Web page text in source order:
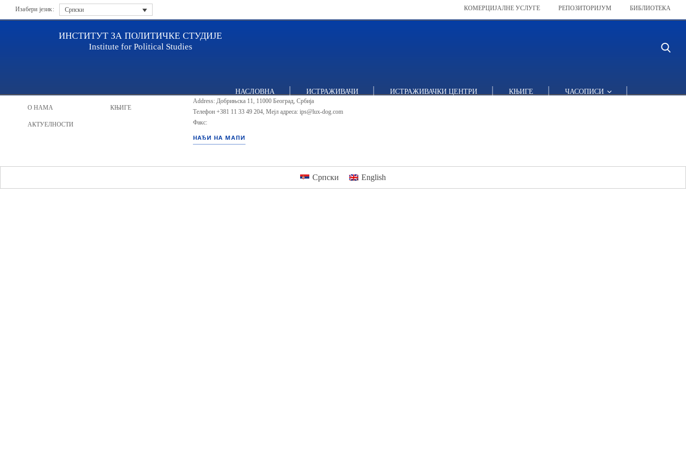
Изабери језик: Српски КОМЕРЦИЈАЛНЕ УСЛУГЕ РЕПОЗИТОРИЈУМ БИБЛИОТЕКА
ИНСТИТУТ ЗА ПОЛИТИЧКЕ СТУДИЈЕ
Institute for Political Studies
НАСЛОВНА ИСТРАЖИВАЧИ ИСТРАЖИВАЧКИ ЦЕНТРИ КЊИГЕ ЧАСОПИСИ
О НАМА
АКТУЕЛНОСТИ
КЊИГЕ
ИПС - Институт за политичке студије
Address: Добрињска 11, 11000 Београд, Србија
Телефон +381 11 33 49 204, Мејл адреса: ips@lux-dog.com
Факс:
НАЂИ НА МАПИ
Српски English